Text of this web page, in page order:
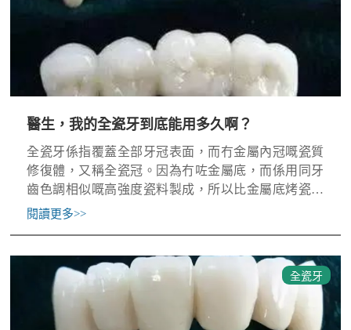
醫生，我的全瓷牙到底能用多久啊？
全瓷牙係指覆蓋全部牙冠表面，而冇金屬內冠嘅瓷質
修復體，又稱全瓷冠。因為冇咗金屬底，而係用同牙
齒色調相似嘅高強度瓷料製成，所以比金屬底烤瓷修
復體更靚麗，顏色透明度同天然牙齒相似，修復後牙
閱讀更多>>
全瓷牙